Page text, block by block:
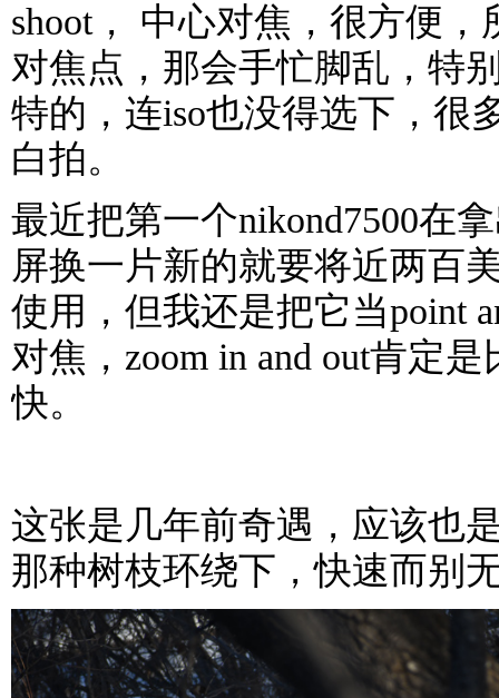
shoot， 中心对焦，很方便
对焦点，那会手忙脚乱，特
特的，连iso也没得选下，很
白拍。
最近把第一个nikond7500在
屏换一片新的就要将近两百
使用，但我还是把它当point
对焦，zoom in and out肯定
快。
这张是几年前奇遇，应该也
那种树枝环绕下，快速而别